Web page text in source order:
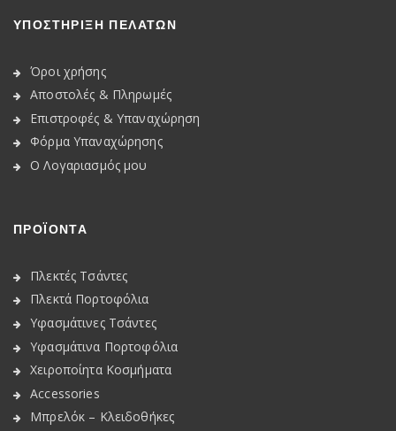
ΥΠΟΣΤΗΡΙΞΗ ΠΕΛΑΤΩΝ
Όροι χρήσης
Αποστολές & Πληρωμές
Επιστροφές & Υπαναχώρηση
Φόρμα Υπαναχώρησης
Ο Λογαριασμός μου
ΠΡΟΪΟΝΤΑ
Πλεκτές Τσάντες
Πλεκτά Πορτοφόλια
Υφασμάτινες Τσάντες
Υφασμάτινα Πορτοφόλια
Χειροποίητα Κοσμήματα
Accessories
Μπρελόκ – Κλειδοθήκες